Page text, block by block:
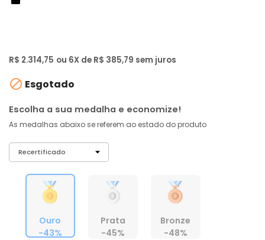
R$ 2.314,75 ou 6X de R$ 385,79 sem juros
 Esgotado
Escolha a sua medalha e economize!
As medalhas abaixo se referem ao estado do produto
Ouro
-43%
Prata
-45%
Bronze
-48%